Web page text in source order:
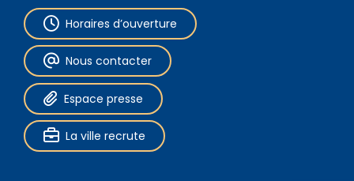
Horaires d’ouverture
Nous contacter
Espace presse
La ville recrute